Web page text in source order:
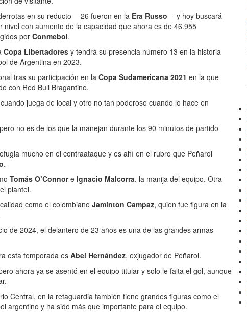
en su reducto —26 fueron en la Era Russo— y hoy buscará
con aumento de la capacidad que ahora es de 46.955
porConmebol.
Copa Libertadores y tendrá su presencia número 13 en la historia
de Argentina en 2023.
tras su participación en laCopa Sudamericana 2021 en la que
con Red Bull Bragantino.
juega de local y otro no tan poderoso cuando lo hace en
no es de los que la manejan durante los 90 minutos de partido
mucho en el contraataque y es ahí en el rubro que Peñarol
.
Tomás O’Connore Ignacio Malcorra, la manija del equipo. Otra
plantel.
como el colombiano Jaminton Campaz, quien fue figura en la
de 2024, el delantero de 23 años es una de las grandes armas
esta temporada es Abel Hernández, exjugador de Peñarol.
ahora ya se asentó en el equipo titular y solo le falta el gol, aunque
Central, en la retaguardia también tiene grandes figuras como el
argentino y ha sido más que importante para el equipo.